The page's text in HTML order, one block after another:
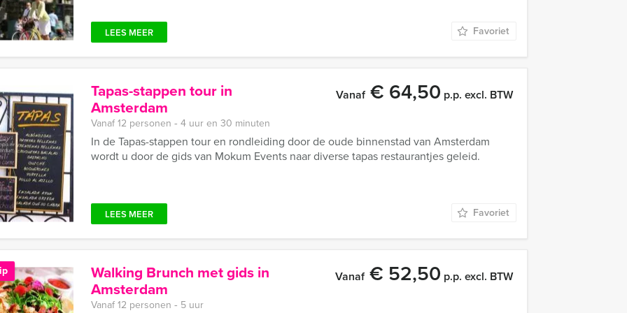
LEES MEER Favoriet
Tapas-stappen tour in
Amsterdam
Vanaf€ 64,50 p.p. excl. BTW
Vanaf 12 personen ‐ 4 uur en 30 minuten
In de Tapas-stappen tour en rondleiding door de oude binnenstad van Amsterdam
wordt u door de gids van Mokum Events naar diverse tapas restaurantjes geleid.
LEES MEER Favoriet
Walking Brunch met gids in
Amsterdam
Vanaf€ 52,50 p.p. excl. BTW
Vanaf 12 personen ‐ 5 uur